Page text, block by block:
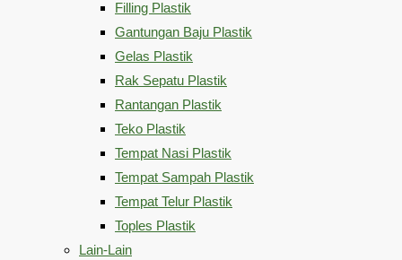
Filling Plastik
Gantungan Baju Plastik
Gelas Plastik
Rak Sepatu Plastik
Rantangan Plastik
Teko Plastik
Tempat Nasi Plastik
Tempat Sampah Plastik
Tempat Telur Plastik
Toples Plastik
Lain-Lain